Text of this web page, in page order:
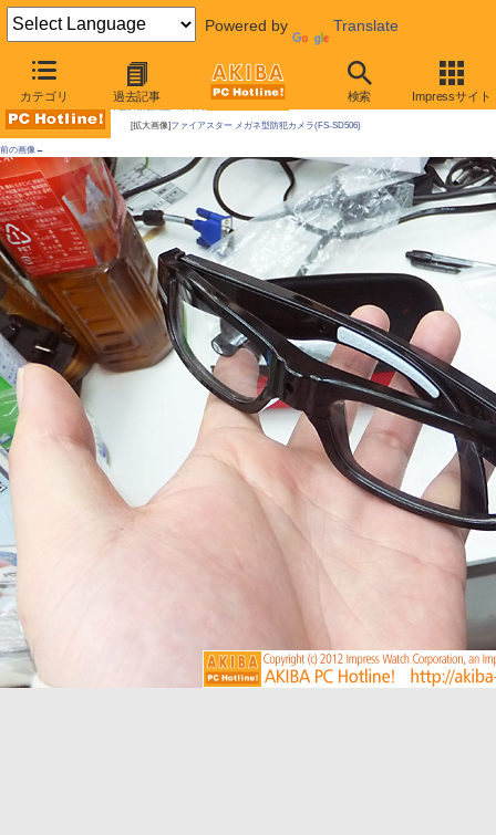
Powered by Translate
カテゴリ 過去記事 検索 Impressサイト
AKIBA PC Hotline!
[拡大画像] ファイアスター メガネ型防犯カメラ(FS-SD506)
前の画像←